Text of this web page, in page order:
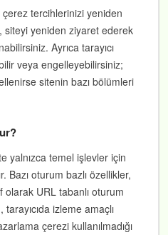
tercihlerinizi yeniden
yeniden ziyaret ederek
Ayrıca tarayıcı
veya engelleyebilirsiniz;
sitenin bazı bölümleri
yalnızca temel işlevler için
Bazı oturum bazlı özellikler,
olarak URL tabanlı oturum
izleme amaçlı
çerezi kullanılmadığı